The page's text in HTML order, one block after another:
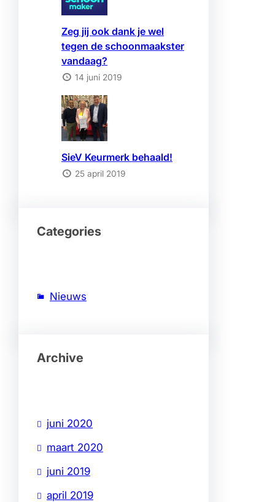
Zeg jij ook dank je wel
tegen de schoonmaakster
vandaag?
14 juni 2019
SieV Keurmerk behaald!
25 april 2019
Categories
Nieuws
Archive
juni 2020
maart 2020
juni 2019
april 2019